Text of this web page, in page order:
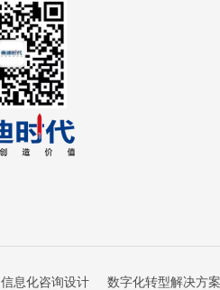
信息化咨询设计 数字化转型解决方案